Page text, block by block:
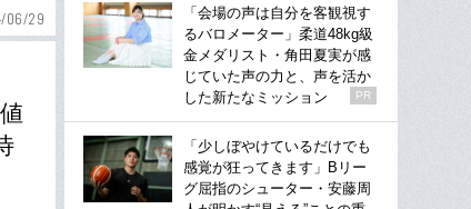
06/29
「会場の声は自分を客観視す
るバロメーター」柔道48kg級
金メダリスト・角田夏実が感
じていた声の力と、声を活か
した新たなミッション
PR
「少しぼやけているだけでも
感覚が狂ってきます」Bリー
グ屈指のシューター・安藤周